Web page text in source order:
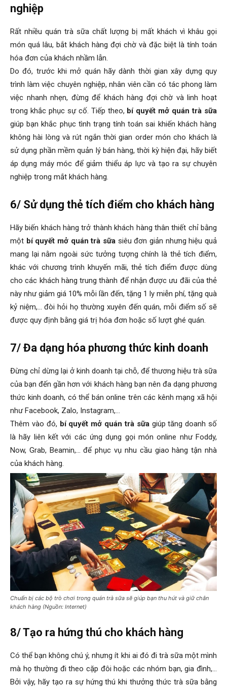
nghiệp
Rất nhiều quán trà sữa chất lượng bị mất khách vì khâu gọi
món quá lâu, bắt khách hàng đợi chờ và đặc biệt là tính toán
hóa đơn của khách nhầm lẫn.
Do đó, trước khi mở quán hãy dành thời gian xây dựng quy
trình làm việc chuyên nghiệp, nhân viên cần có tác phong làm
việc nhanh nhẹn, đừng để khách hàng đợi chờ và linh hoạt
trong khắc phục sự cố. Tiếp theo, bí quyết mở quán trà sữa
giúp bạn khắc phục tình trạng tính toán sai khiến khách hàng
không hài lòng và rút ngắn thời gian order món cho khách là
sử dụng phần mềm quản lý bán hàng, thời kỳ hiện đại, hãy biết
áp dụng máy móc để giảm thiểu áp lực và tạo ra sự chuyên
nghiệp trong mắt khách hàng.
6/ Sử dụng thẻ tích điểm cho khách hàng
Hãy biến khách hàng trở thành khách hàng thân thiết chỉ bằng
một bí quyết mở quán trà sữa siêu đơn giản nhưng hiệu quả
mang lại nằm ngoài sức tưởng tượng chính là thẻ tích điểm,
khác với chương trình khuyến mãi, thẻ tích điểm được dùng
cho các khách hàng trung thành để nhận được ưu đãi của thẻ
này như giảm giá 10% mỗi lần đến, tặng 1 ly miễn phí, tặng quà
kỷ niệm,… đòi hỏi họ thường xuyên đến quán, mỗi điểm số sẽ
được quy định bằng giá trị hóa đơn hoặc số lượt ghé quán.
7/ Đa dạng hóa phương thức kinh doanh
Đừng chỉ dừng lại ở kinh doanh tại chỗ, để thương hiệu trà sữa
của bạn đến gần hơn với khách hàng bạn nên đa dạng phương
thức kinh doanh, có thể bán online trên các kênh mạng xã hội
như Facebook, Zalo, Instagram,…
Thêm vào đó, bí quyết mở quán trà sữagiúp tăng doanh số
là hãy liên kết với các ứng dụng gọi món online như Foddy,
Now, Grab, Beamin,… để phục vụ nhu cầu giao hàng tận nhà
của khách hàng.
Chuẩn bị các bộ trò chơi trong quán trà sữa sẽ giúp bạn thu hút và giữ chân
khách hàng (Nguồn: Internet)
8/ Tạo ra hứng thú cho khách hàng
Có thể bạn không chú ý, nhưng ít khi ai đó đi trà sữa một mình
mà họ thường đi theo cặp đôi hoặc các nhóm bạn, gia đình,…
Bởi vậy, hãy tạo ra sự hứng thú khi thưởng thức trà sữa bằng